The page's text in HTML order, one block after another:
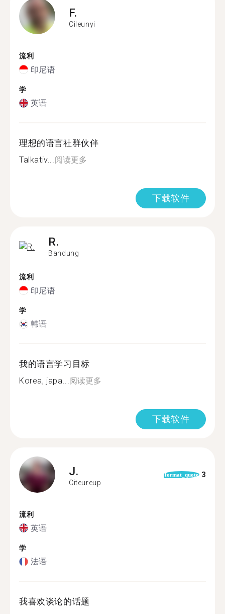
F.
Cileunyi
流利
印尼语
学
英语
理想的语言社群伙伴
Talkativ...阅读更多
下载软件
R.
Bandung
流利
印尼语
学
韩语
我的语言学习目标
Korea, japa...阅读更多
下载软件
J.
Citeureup
format_quote 3
流利
英语
学
法语
我喜欢谈论的话题